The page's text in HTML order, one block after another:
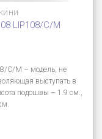
LIP108/C/M
C/M – модель, не
выступать в
подошвы – 1.9 см.,